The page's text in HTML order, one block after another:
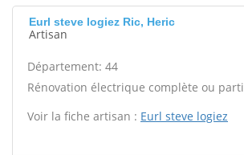
Eurl steve logiez Ric, Heric
Artisan
Département: 44
Rénovation électrique complète ou
Voir la fiche artisan : Eurl steve logiez